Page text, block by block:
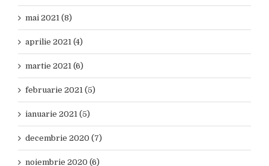
mai 2021 (8)
aprilie 2021 (4)
martie 2021 (6)
februarie 2021 (5)
ianuarie 2021 (5)
decembrie 2020 (7)
noiembrie 2020 (6)